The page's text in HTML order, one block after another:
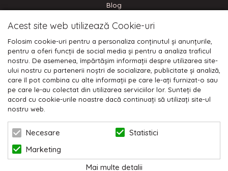
© 2026 NIKODO | POWERED BY
Blog
CONECTEAZA-TE
Plata cu cardul:
Acest site web utilizează Cookie-uri
Folosim cookie-uri pentru a personaliza conținutul și anunțurile,
pentru a oferi funcții de social media și pentru a analiza traficul
nostru. De asemenea, împărtășim informații despre utilizarea site-
ului nostru cu partenerii noștri de socializare, publicitate și analiză,
care îl pot combina cu alte informații pe care le-ați furnizat-o sau
pe care le-au colectat din utilizarea serviciilor lor. Sunteți de
acord cu cookie-urile noastre dacă continuați să utilizați site-ul
nostru web.
Necesare
Statistici
Marketing
Mai multe detalii